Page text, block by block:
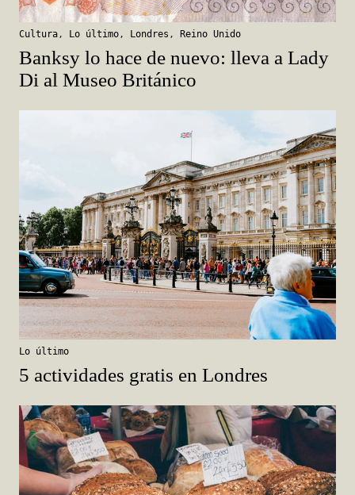
Cultura, Lo último, Londres , Reino Unido
Banksy lo hace de nuevo: lleva a Lady
Di al Museo Británico
Lo último
5 actividades gratis en Londres